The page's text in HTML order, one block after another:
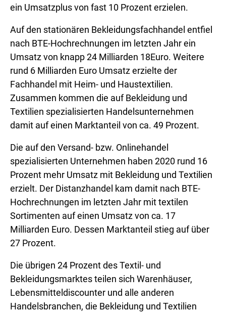
ein Umsatzplus von fast 10 Prozent erzielen.
Auf den stationären Bekleidungsfachhandel entfiel
nach BTE-Hochrechnungen im letzten Jahr ein
Umsatz von knapp 24 Milliarden 18Euro. Weitere
rund 6 Milliarden Euro Umsatz erzielte der
Fachhandel mit Heim- und Haustextilien.
Zusammen kommen die auf Bekleidung und
Textilien spezialisierten Handelsunternehmen
damit auf einen Marktanteil von ca. 49 Prozent.
Die auf den Versand- bzw. Onlinehandel
spezialisierten Unternehmen haben 2020 rund 16
Prozent mehr Umsatz mit Bekleidung und Textilien
erzielt. Der Distanzhandel kam damit nach BTE-
Hochrechnungen im letzten Jahr mit textilen
Sortimenten auf einen Umsatz von ca. 17
Milliarden Euro. Dessen Marktanteil stieg auf über
27 Prozent.
Die übrigen 24 Prozent des Textil- und
Bekleidungsmarktes teilen sich Warenhäuser,
Lebensmitteldiscounter und alle anderen
Handelsbranchen, die Bekleidung und Textilien